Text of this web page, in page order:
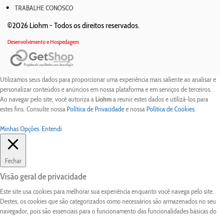
TRABALHE CONOSCO
©2026 Liohm - Todos os direitos reservados.
Desenvolvimento e Hospedagem
Utilizamos seus dados para proporcionar uma experiência mais saliente ao analisar e
personalizar conteúdos e anúncios em nossa plataforma e em serviços de terceiros.
Ao navegar pelo site, você autoriza a Liohma reunir estes dados e utilizá-los para
estes fins. Consulte nossa Política de Privacidadee nossa Política de Cookies.
Minhas Opções Entendi
Fechar
Visão geral de privacidade
Este site usa cookies para melhorar sua experiência enquanto você navega pelo site.
Destes, os cookies que são categorizados como necessários são armazenados no seu
navegador, pois são essenciais para o funcionamento das funcionalidades básicas do